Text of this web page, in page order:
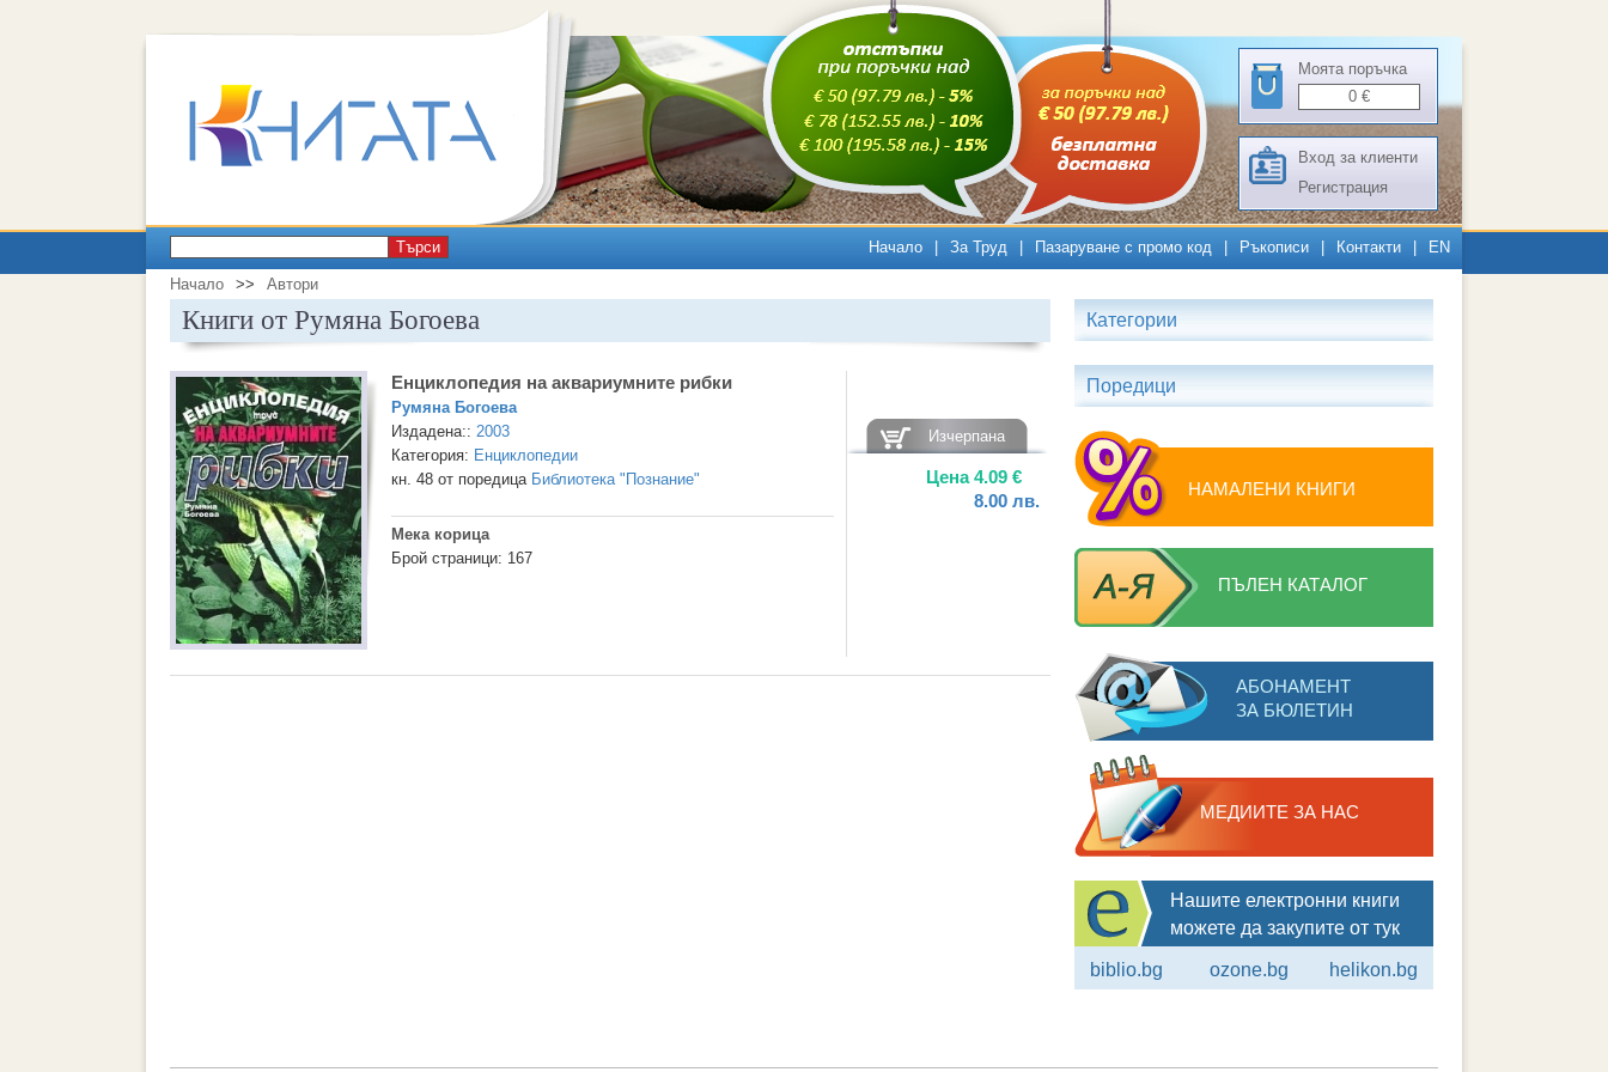
Моята поръчка
0 €
Вход за клиенти
Регистрация
Търси Начало За Труд Пазаруване с промо код Ръкописи Контакти EN
Начало >> Автори
Книги от Румяна Богоева
Енциклопедия на аквариумните рибки
Румяна Богоева
Издадена:: 2003
Категория: Енциклопедии
кн. 48 от поредица Библиотека "Познание"
Мека корица
Брой страници: 167
Изчерпана
Цена4.09 €
8.00 лв.
Категории
Поредици
НАМАЛЕНИ КНИГИ
ПЪЛЕН КАТАЛОГ
АБОНАМЕНТ
ЗА БЮЛЕТИН
МЕДИИТЕ ЗА НАС
Нашите електронни книги
можете да закупите от тук
biblio.bg ozone.bg helikon.bg